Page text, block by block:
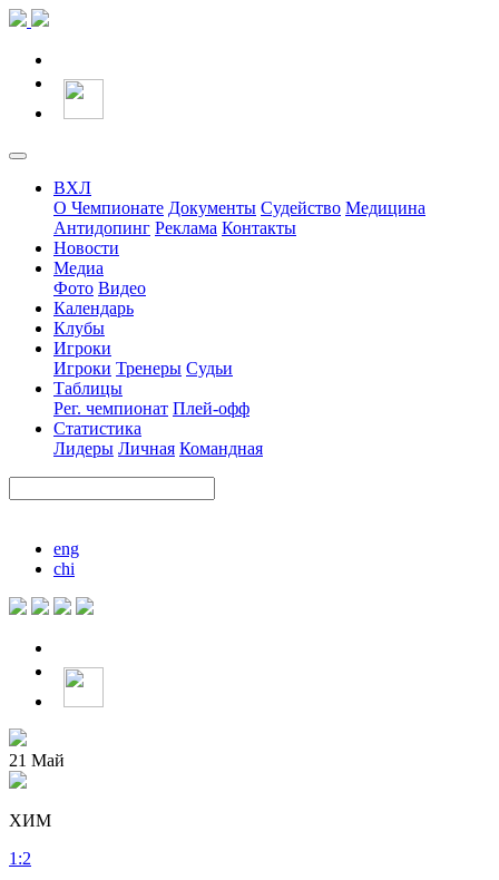
ВХЛ
О Чемпионате Документы Судейство Медицина
Антидопинг Реклама Контакты
Новости
Медиа
Фото Видео
Календарь
Клубы
Игроки
Игроки Тренеры Судьи
Таблицы
Рег. чемпионат Плей-офф
Статистика
Лидеры Личная Командная
eng
chi
21 Май
ХИМ
1 :2